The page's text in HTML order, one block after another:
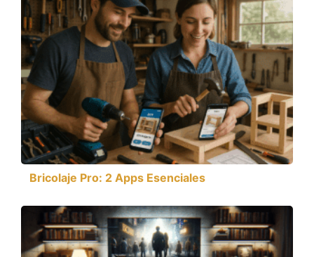
Bricolaje Pro: 2 Apps Esenciales